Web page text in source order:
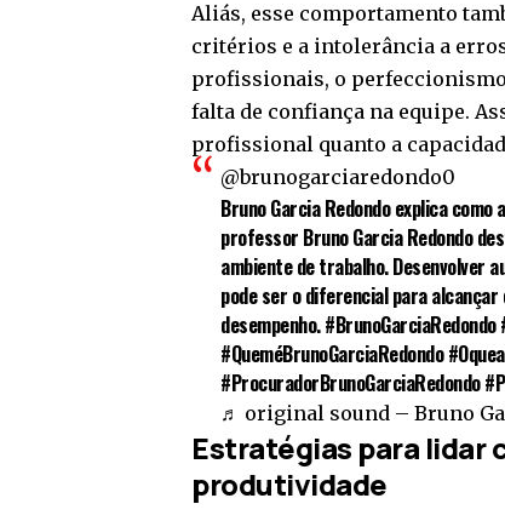
Aliás, esse comportamento
critérios e a intolerância a
profissionais, o
falta de confiança na equipe.
profissional quanto a
@brunogarciaredondo0
Bruno Garcia Redondo explica
professor Bruno Garcia Redondo
ambiente de trabalho. Desenvolver
pode ser o diferencial para
desempenho.#BrunoGarciaRedondo
#QueméBrunoGarciaRedondo
#ProcuradorBrunoGarciaRedondo
♬ original sound – Bruno
Estratégias para lidar
produtividade